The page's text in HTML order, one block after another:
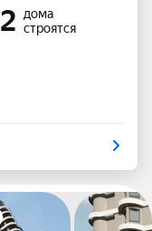
2
дома
строятся